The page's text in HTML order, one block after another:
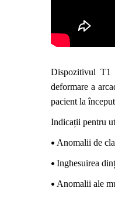
Dispozitivul T1
deformare a
pacient la
Indicații pentru
• Anomalii de
• Inghesuirea
• Anomalii ale